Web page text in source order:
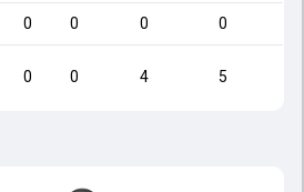
0 0 0 0
0 0 4 5